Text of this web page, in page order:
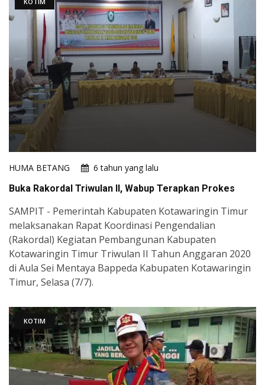
HUMA BETANG
6 tahun yang lalu
Buka Rakordal Triwulan II, Wabup Terapkan Prokes
SAMPIT - Pemerintah Kabupaten Kotawaringin Timur
melaksanakan Rapat Koordinasi Pengendalian
(Rakordal) Kegiatan Pembangunan Kabupaten
Kotawaringin Timur Triwulan II Tahun Anggaran 2020
di Aula Sei Mentaya Bappeda Kabupaten Kotawaringin
Timur, Selasa (7/7).
KOTIM